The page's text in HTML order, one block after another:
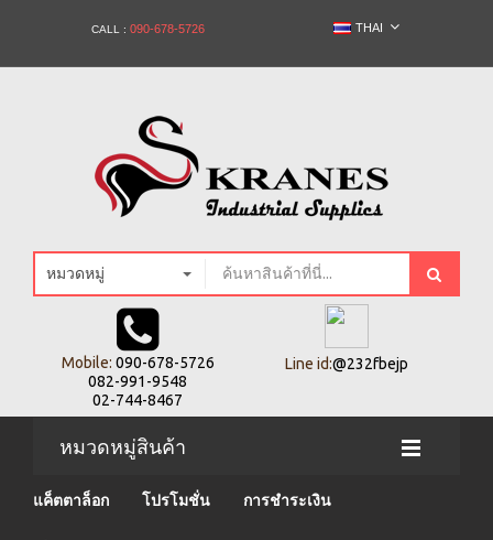
CALL : 090-678-5726 THAI
หมวดหมู่
Mobile: 090-678-5726
082-991-9548
02-744-8467
Line id:@232fbejp
หมวดหมู่สินค้า
แค็ตตาล็อก โปรโมชั่น การชำระเงิน